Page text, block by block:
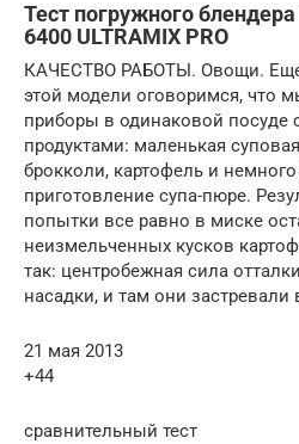
Тест погружного блендера
6400 ULTRAMIX PRO
КАЧЕСТВО РАБОТЫ. Овощи. Еще
этой модели оговоримся, что
приборы в одинаковой посуде
продуктами: маленькая
брокколи, картофель и
приготовление супа-пюре.
попытки все равно в миске
неизмельченных кусков
так: центробежная сила
насадки, и там они застревали
21 мая 2013
+44
сравнительный тест